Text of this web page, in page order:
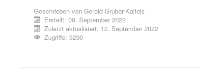
Geschrieben von Gerald Gruber-Kalteis
Erstellt: 09. September 2022
Zuletzt aktualisiert: 12. September 2022
Zugriffe: 3290